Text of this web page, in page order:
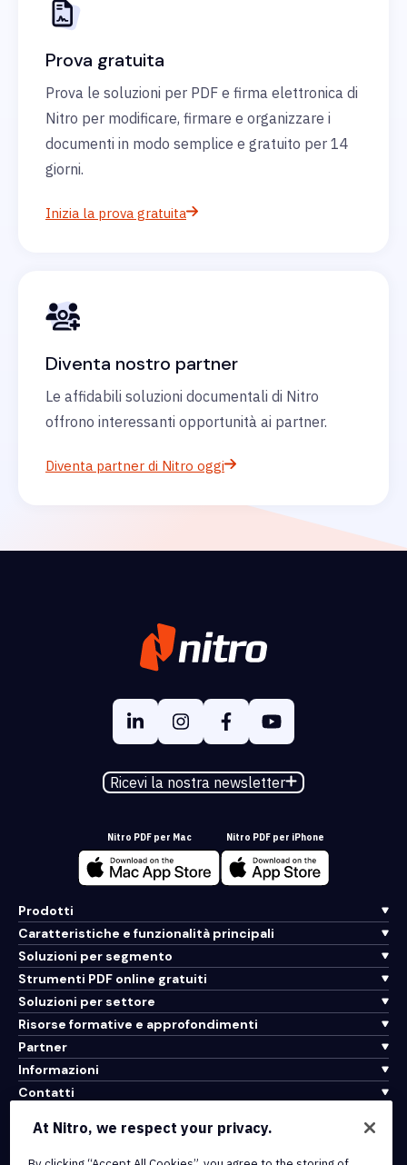
Prova gratuita
Prova le soluzioni per PDF e firma elettronica di
Nitro per modificare, firmare e organizzare i
documenti in modo semplice e gratuito per 14
giorni.
Inizia la prova gratuita
Diventa nostro partner
Le affidabili soluzioni documentali di Nitro
offrono interessanti opportunità ai partner.
Diventa partner di Nitro oggi
Ricevi la nostra newsletter
Nitro PDF per Mac Nitro PDF per iPhone
Prodotti
Caratteristiche e funzionalità principali
Soluzioni per segmento
Strumenti PDF online gratuiti
Soluzioni per settore
Risorse formative e approfondimenti
Partner
Informazioni
Contatti
At Nitro, we respect your privacy.